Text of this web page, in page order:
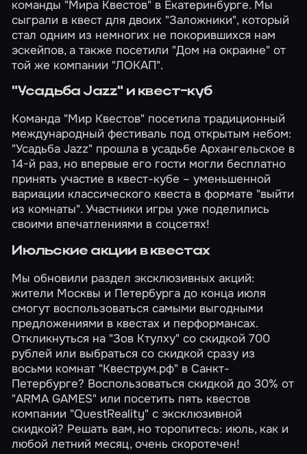
команды "Мира Квестов" в Екатеринбурге. Мы
сыграли в квест для двоих "Заложники", который
стал одним из немногих не покорившихся нам
эскейпов, а также посетили "Дом на окраине" от
той же компании "ЛОКАП".
"УсадьбаJazz" и квест-куб
Команда "Мир Квестов" посетила традиционный
международный фестиваль под открытым небом:
"Усадьба Jazz" прошла в усадьбе Архангельское в
14-й раз, но впервые его гости могли бесплатно
принять участие в квест-кубе – уменьшенной
вариации классического квеста в формате "выйти
из комнаты". Участники игры уже поделились
своими впечатлениями в соцсетях!
Июльские акции в квестах
Мы обновили раздел эксклюзивных акций:
жители Москвы и Петербурга до конца июля
смогут воспользоваться самыми выгодными
предложениями в квестах и перформансах.
Откликнуться на "Зов Ктулху" со скидкой 700
рублей или выбраться со скидкой сразу из
восьми комнат "Квеструм.рф" в Санкт-
Петербурге? Воспользоваться скидкой до 30% от
"ARMA GAMES" или посетить пять квестов
компании "QuestReality" с эксклюзивной
скидкой? Решать вам, но торопитесь: июль, как и
любой летний месяц, очень скоротечен!